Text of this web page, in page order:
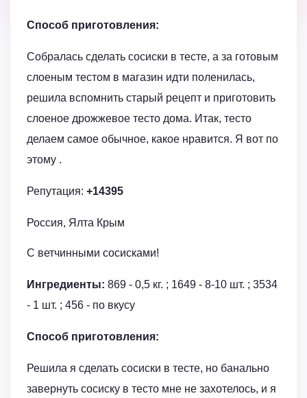
Способ приготовления:
Собралась сделать сосиски в тесте, а за готовым
слоеным тестом в магазин идти поленилась,
решила вспомнить старый рецепт и приготовить
слоеное дрожжевое тесто дома. Итак, тесто
делаем самое обычное, какое нравится. Я вот по
этому .
Репутация: +14395
Россия, Ялта Крым
С ветчинными сосисками!
Ингредиенты: 869 - 0,5 кг. ; 1649 - 8-10 шт. ; 3534
- 1 шт. ; 456 - по вкусу
Способ приготовления:
Решила я сделать сосиски в тесте, но банально
завернуть сосиску в тесто мне не захотелось, и я